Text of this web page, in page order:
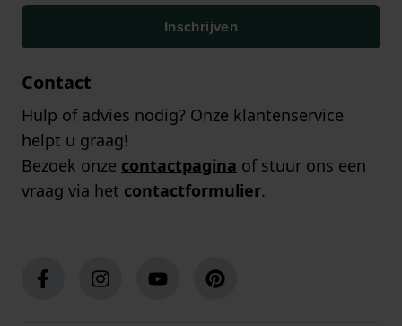
Inschrijven
Contact
Hulp of advies nodig? Onze klantenservice
helpt u graag!
Bezoek onze contactpagina of stuur ons een
vraag via het contactformulier.